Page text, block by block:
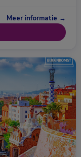
Meer informatie →